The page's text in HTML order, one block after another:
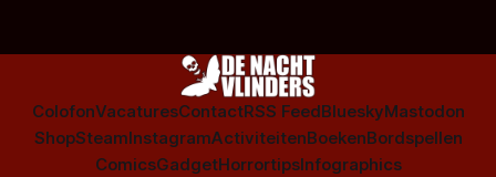
ColofonVacaturesContactRSS FeedBlueskyMastodon
ShopSteamInstagramActiviteitenBoekenBordspellen
ComicsGadgetHorrortipsInfographics